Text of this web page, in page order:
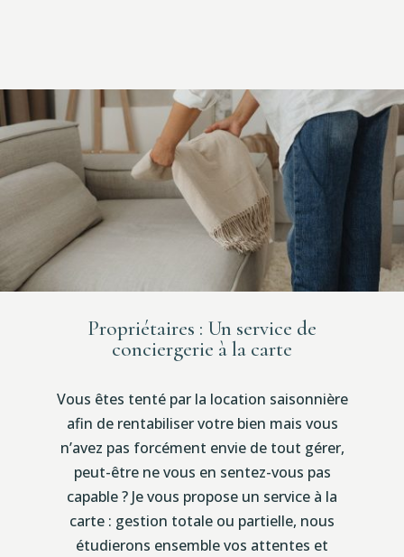
Propriétaires : Un service de
conciergerie à la carte
Vous êtes tenté par la location saisonnière
afin de rentabiliser votre bien mais vous
n’avez pas forcément envie de tout gérer,
peut-être ne vous en sentez-vous pas
capable ? Je vous propose un service à la
carte : gestion totale ou partielle, nous
étudierons ensemble vos attentes et